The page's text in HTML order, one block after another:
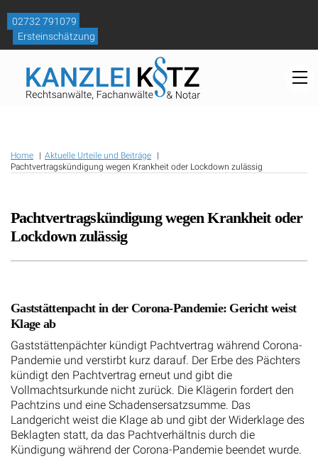
content
02732 791079
Ersteinschätzung
Home
Aktuelle Urteile und Beiträge
Pachtvertragskündigung wegen Krankheit oder Lockdown zulässig
Pachtvertragskündigung wegen Krankheit oder
Lockdown zulässig
Gaststättenpacht in der Corona-Pandemie: Gericht weist
Klage ab
Gaststättenpächter kündigt Pachtvertrag während Corona-
Pandemie und verstirbt kurz darauf. Der Erbe des Pächters
kündigt den Pachtvertrag erneut und gibt die
Vollmachtsurkunde nicht zurück. Die Klägerin fordert den
Pachtzins und eine Schadensersatzsumme. Das
Landgericht weist die Klage ab und gibt der Widerklage des
Beklagten statt, da das Pachtverhältnis durch die
Kündigung während der Corona-Pandemie beendet wurde.